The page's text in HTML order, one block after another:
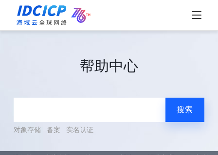
帮助中心
搜索
对象存储 备案 实名认证